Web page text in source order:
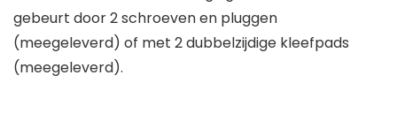
gebeurt door 2 schroeven en pluggen
(meegeleverd) of met 2 dubbelzijdige kleefpads
(meegeleverd).